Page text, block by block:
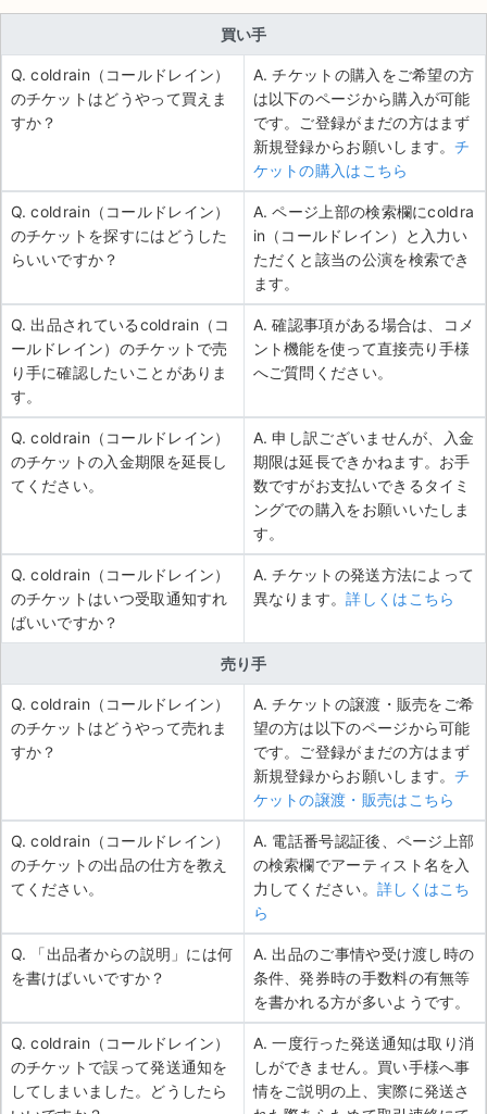
買い手
Q. coldrain（コールドレイン）
のチケットはどうやって買えま
すか？
A. チケットの購入をご希望の方
は以下のページから購入が可能
です。ご登録がまだの方はまず
新規登録からお願いします。チ
ケットの購入はこちら
Q. coldrain（コールドレイン）
のチケットを探すにはどうした
らいいですか？
A. ページ上部の検索欄にcoldra
in（コールドレイン）と入力い
ただくと該当の公演を検索でき
ます。
Q. 出品されているcoldrain（コ
ールドレイン）のチケットで売
り手に確認したいことがありま
す。
A. 確認事項がある場合は、コメ
ント機能を使って直接売り手様
へご質問ください。
Q. coldrain（コールドレイン）
のチケットの入金期限を延長し
てください。
A. 申し訳ございませんが、入金
期限は延長できかねます。お手
数ですがお支払いできるタイミ
ングでの購入をお願いいたしま
す。
Q. coldrain（コールドレイン）
のチケットはいつ受取通知すれ
ばいいですか？
A. チケットの発送方法によって
異なります。詳しくはこちら
売り手
Q. coldrain（コールドレイン）
のチケットはどうやって売れま
すか？
A. チケットの譲渡・販売をご希
望の方は以下のページから可能
です。ご登録がまだの方はまず
新規登録からお願いします。チ
ケットの譲渡・販売はこちら
Q. coldrain（コールドレイン）
のチケットの出品の仕方を教え
てください。
A. 電話番号認証後、ページ上部
の検索欄でアーティスト名を入
力してください。 詳しくはこち
ら
Q. 「出品者からの説明」には何
を書けばいいですか？
A. 出品のご事情や受け渡し時の
条件、発券時の手数料の有無等
を書かれる方が多いようです。
Q. coldrain（コールドレイン）
のチケットで誤って発送通知を
してしまいました。どうしたら
A. 一度行った発送通知は取り消
しができません。買い手様へ事
情をご説明の上、実際に発送さ